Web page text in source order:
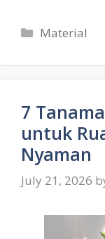
Categories
Material
7
untuk
Nyaman
July 21, 2026